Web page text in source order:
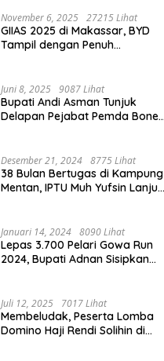
November 6, 2025 27215 Lihat
GIIAS 2025 di Makassar, BYD
Tampil dengan Penuh
Juni 8, 2025 9087 Lihat
Bupati Andi Asman Tunjuk
Delapan Pejabat Pemda Bone
Desember 21, 2024 8775 Lihat
38 Bulan Bertugas di Kampung
Mentan, IPTU Muh Yufsin Lanjut
Januari 14, 2024 8090 Lihat
Lepas 3.700 Pelari Gowa Run
2024, Bupati Adnan Sisipkan
Juli 12, 2025 7017 Lihat
Membeludak, Peserta Lomba
Domino Haji Rendi Solihin di